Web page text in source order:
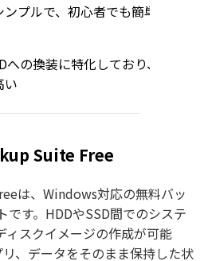
プルで、初心者でも簡単にOS
の換装に特化しており、互換
い
Suite Free
は、Windows対応の無料バッ
です。HDDやSSD間でのシステ
ィスクイメージの作成が可能
、データをそのまま保持した状